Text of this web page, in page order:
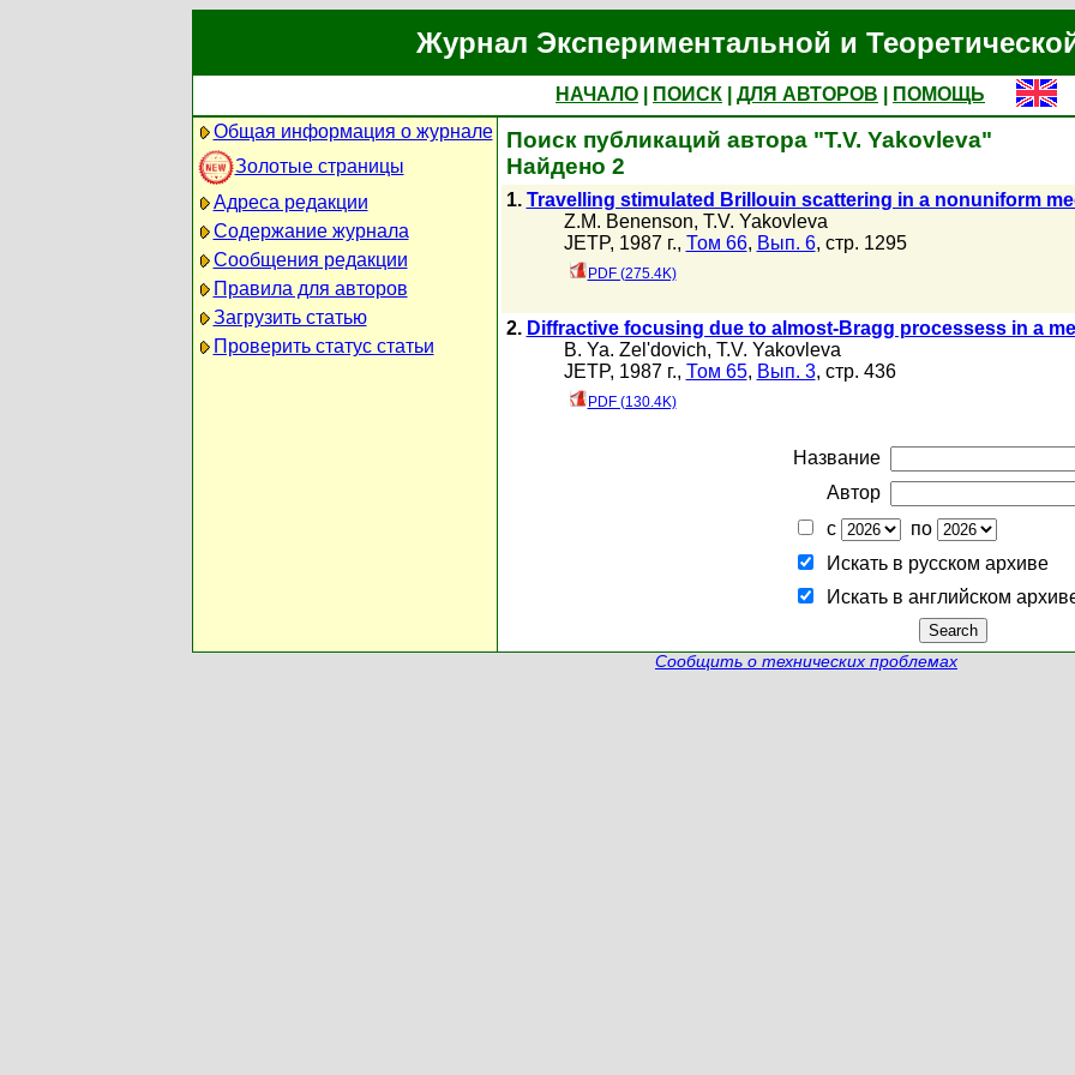
Журнал Экспериментальной и
НАЧАЛО ПОИСК ДЛЯ АВТОРОВ
ПОМОЩЬ
Общая информация о журнале
Золотые страницы
Адреса редакции
Содержание журнала
Сообщения редакции
Правила для авторов
Загрузить статью
Проверить статус статьи
Поиск публикаций автора "T.V. Yakovleva"
Найдено 2
1. Travelling stimulated Brillouin scattering in a nonuniform
Z.M. Benenson, T.V. Yakovleva
JETP, 1987 г., Том 66, Вып. 6, стр. 1295
PDF (275.4K)
2. Diffractive focusing due to almost-Bragg processess in a
B. Ya. Zel'dovich, T.V. Yakovleva
JETP, 1987 г., Том 65, Вып. 3, стр. 436
PDF (130.4K)
Название
Автор
с
по
Искать в русском архиве
Искать в английском
Сообщить о технических проблемах